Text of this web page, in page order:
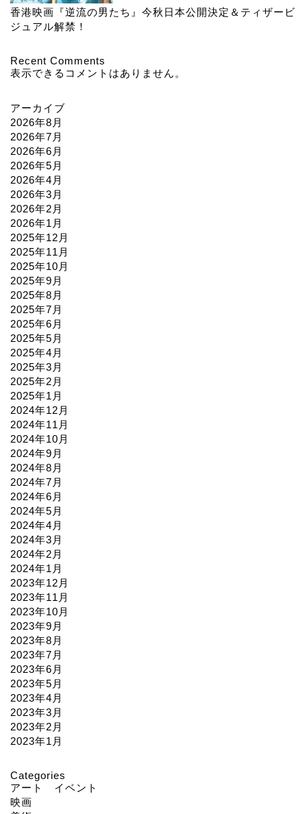
香港映画『逆流の男たち』今秋日本公開決定＆ティザービ
ジュアル解禁！
Recent Comments
表示できるコメントはありません。
アーカイブ
2026年8月
2026年7月
2026年6月
2026年5月
2026年4月
2026年3月
2026年2月
2026年1月
2025年12月
2025年11月
2025年10月
2025年9月
2025年8月
2025年7月
2025年6月
2025年5月
2025年4月
2025年3月
2025年2月
2025年1月
2024年12月
2024年11月
2024年10月
2024年9月
2024年8月
2024年7月
2024年6月
2024年5月
2024年4月
2024年3月
2024年2月
2024年1月
2023年12月
2023年11月
2023年10月
2023年9月
2023年8月
2023年7月
2023年6月
2023年5月
2023年4月
2023年3月
2023年2月
2023年1月
Categories
アート イベント
映画